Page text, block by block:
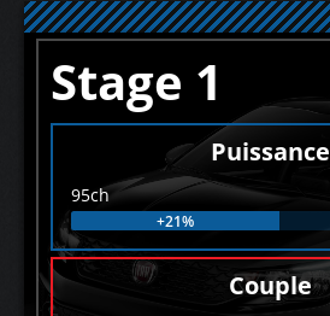
Stage 1
Puissance
95ch
+21%
Couple